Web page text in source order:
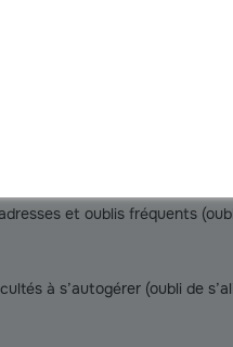
d’un senior à rester seul
des conditions confortables
d’accomplir les actes
et oublis fréquents
à s’autogérer (oubli de